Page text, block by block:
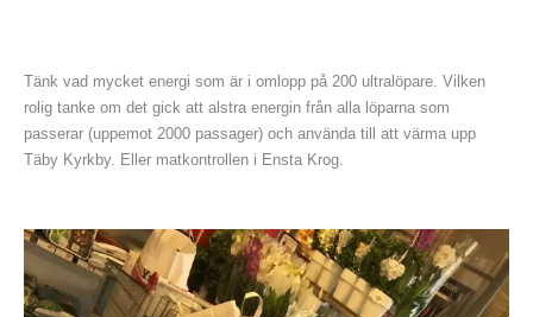
Tänk vad mycket energi som är i omlopp på 200 ultralöpare. Vilken
rolig tanke om det gick att alstra energin från alla löparna som
passerar (uppemot 2000 passager) och använda till att värma upp
Täby Kyrkby. Eller matkontrollen i Ensta Krog.